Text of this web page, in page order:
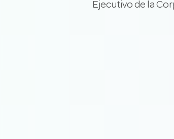
Ejecutivo de la